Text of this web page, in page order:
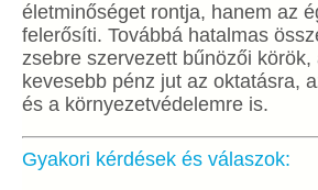
életminőséget rontja, hanem az
felerősíti. Továbbá hatalmas
zsebre szervezett bűnözői körök,
kevesebb pénz jut az oktatásra,
és a környezetvédelemre is.
Gyakori kérdések és válaszok: